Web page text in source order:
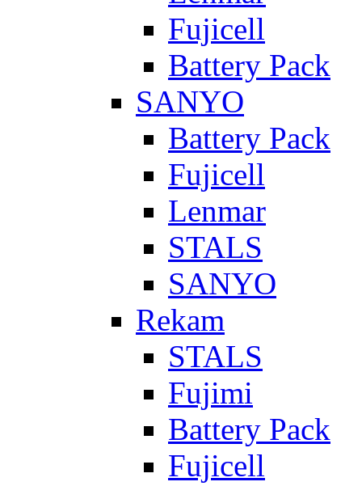
Fujicell
Battery Pack
SANYO
Battery Pack
Fujicell
Lenmar
STALS
SANYO
Rekam
STALS
Fujimi
Battery Pack
Fujicell